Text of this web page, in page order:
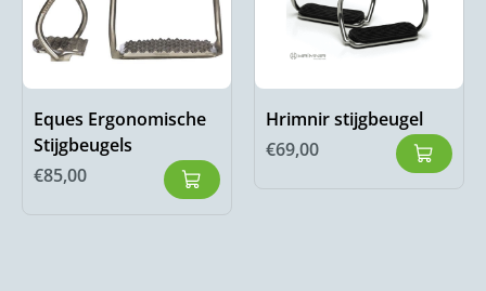
Eques Ergonomische
Stijgbeugels
€85,00
Hrimnir stijgbeugel
€69,00